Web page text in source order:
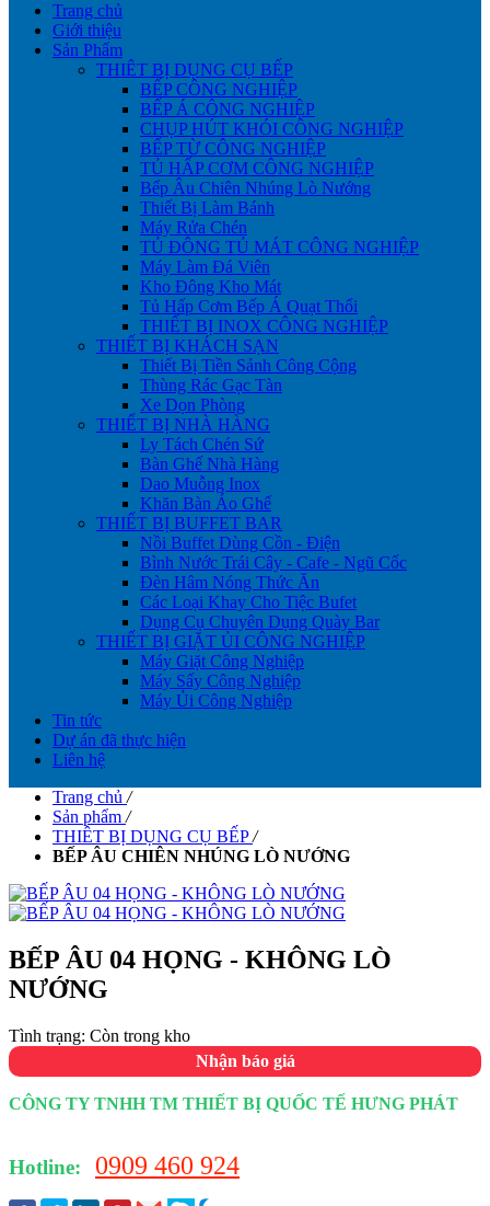
Trang chủ
Giới thiệu
Sản Phẩm
THIÊT BỊ DỤNG CỤ BẾP
BẾP CÔNG NGHIỆP
BẾP Á CÔNG NGHIỆP
CHỤP HÚT KHÓI CÔNG NGHIỆP
BẾP TỪ CÔNG NGHIỆP
TỦ HẤP CƠM CÔNG NGHIỆP
Bếp Âu Chiên Nhúng Lò Nướng
Thiết Bị Làm Bánh
Máy Rửa Chén
TỦ ĐÔNG TỦ MÁT CÔNG NGHIỆP
Máy Làm Đá Viên
Kho Đông Kho Mát
Tủ Hấp Cơm Bếp Á Quạt Thổi
THIẾT BỊ INOX CÔNG NGHIỆP
THIẾT BỊ KHÁCH SẠN
Thiết Bị Tiền Sảnh Công Cộng
Thùng Rác Gạc Tàn
Xe Dọn Phòng
THIẾT BỊ NHÀ HÀNG
Ly Tách Chén Sứ
Bàn Ghế Nhà Hàng
Dao Muỗng Inox
Khăn Bàn Áo Ghế
THIẾT BỊ BUFFET BAR
Nồi Buffet Dùng Cồn - Điện
Bình Nước Trái Cây - Cafe - Ngũ Cốc
Đèn Hâm Nóng Thức Ăn
Các Loại Khay Cho Tiệc Bufet
Dụng Cụ Chuyên Dụng Quày Bar
THIẾT BỊ GIẶT ỦI CÔNG NGHIỆP
Máy Giặt Công Nghiệp
Máy Sấy Công Nghiệp
Máy Ủi Công Nghiệp
Tin tức
Dự án đã thực hiện
Liên hệ
Trang chủ /
Sản phẩm /
THIÊT BỊ DỤNG CỤ BẾP /
BẾP ÂU CHIÊN NHÚNG LÒ NƯỚNG
BẾP ÂU 04 HỌNG - KHÔNG LÒ
NƯỚNG
Tình trạng: Còn trong kho
Nhận báo giá
CÔNG TY TNHH TM THIẾT BỊ QUỐC TẾ HƯNG PHÁT
Hotline: 0909 460 924